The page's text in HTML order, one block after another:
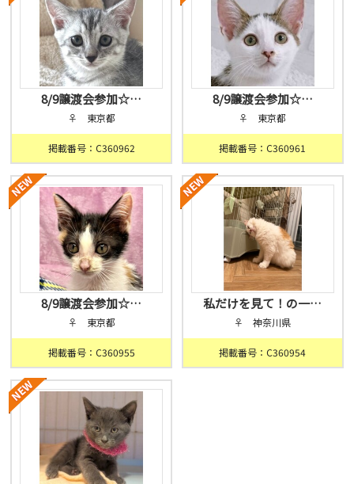
8/9譲渡会参加☆…
♀ 東京都
掲載番号：C360962
8/9譲渡会参加☆…
♀ 東京都
掲載番号：C360961
8/9譲渡会参加☆…
♀ 東京都
掲載番号：C360955
私だけを見て！の一…
♀ 神奈川県
掲載番号：C360954